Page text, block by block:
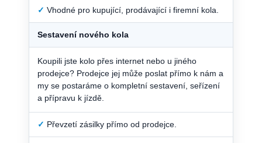
✓ Vhodné pro kupující, prodávající i firemní kola.
Sestavení nového kola
Koupili jste kolo přes internet nebo u jiného
prodejce? Prodejce jej může poslat přímo k nám a
my se postaráme o kompletní sestavení, seřízení
a přípravu k jízdě.
✓ Převzetí zásilky přímo od prodejce.